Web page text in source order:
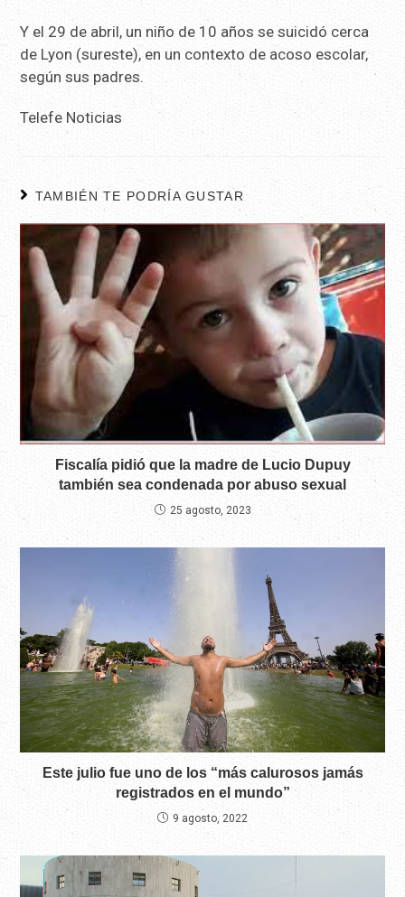
Y el 29 de abril, un niño de 10 años se suicidó cerca
de Lyon (sureste), en un contexto de acoso escolar,
según sus padres.
Telefe Noticias
TAMBIÉN TE PODRÍA GUSTAR
Fiscalía pidió que la madre de Lucio Dupuy
también sea condenada por abuso sexual
25 agosto, 2023
Este julio fue uno de los “más calurosos jamás
registrados en el mundo”
9 agosto, 2022